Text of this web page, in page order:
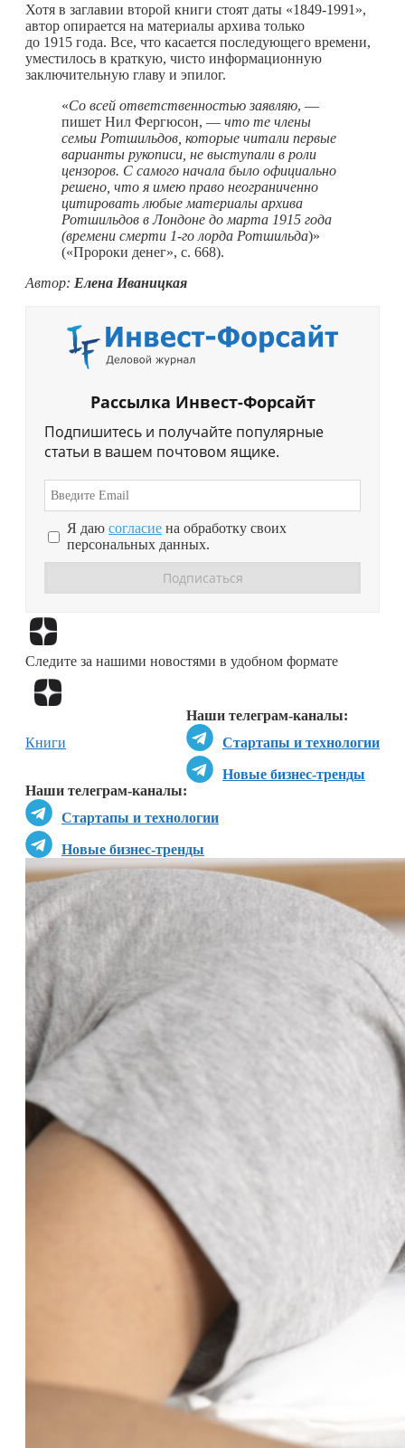
Хотя в заглавии второй книги стоят даты «1849‑1991»,
автор опирается на материалы архива только
до 1915 года. Все, что касается последующего времени,
уместилось в краткую, чисто информационную
заключительную главу и эпилог.
«Со всей ответственностью заявляю, —
пишет Нил Фергюсон, — что те члены
семьи Ротшильдов, которые читали первые
варианты рукописи, не выступали в роли
цензоров. С самого начала было официально
решено, что я имею право неограниченно
цитировать любые материалы архива
Ротшильдов в Лондоне до марта 1915 года
(времени смерти 1-го лорда Ротшильда)»
(«Пророки денег», с. 668).
Автор: Елена Иваницкая
Рассылка Инвест-Форсайт
Подпишитесь и получайте популярные
статьи в вашем почтовом ящике.
Я даю согласие на обработку своих
персональных данных.
Следите за нашими новостями в удобном формате
Наши телеграм-каналы:
Стартапы и технологии
Новые бизнес-тренды
Наши телеграм-каналы:
Стартапы и технологии
Новые бизнес-тренды
Книги